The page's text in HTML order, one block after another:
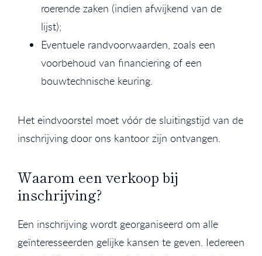
roerende zaken (indien afwijkend van de
lijst);
Eventuele randvoorwaarden, zoals een
voorbehoud van financiering of een
bouwtechnische keuring.
Het eindvoorstel moet vóór de sluitingstijd van de
inschrijving door ons kantoor zijn ontvangen.
Waarom een verkoop bij
inschrijving?
Een inschrijving wordt georganiseerd om alle
geïnteresseerden gelijke kansen te geven. Iedereen